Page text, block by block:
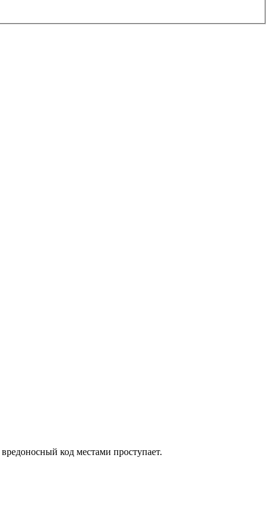
код местами проступает.